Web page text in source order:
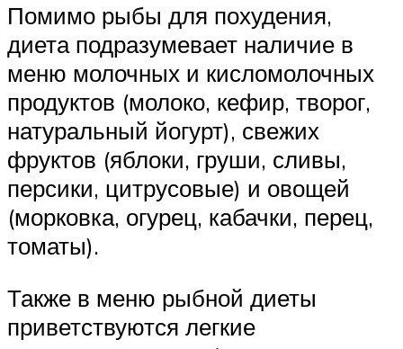
Помимо рыбы для похудения,
диета подразумевает наличие в
меню молочных и кисломолочных
продуктов (молоко, кефир, творог,
натуральный йогурт), свежих
фруктов (яблоки, груши, сливы,
персики, цитрусовые) и овощей
(морковка, огурец, кабачки, перец,
томаты).
Также в меню рыбной диеты
приветствуются легкие